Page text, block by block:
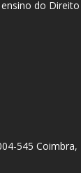
do Direito
545 Coimbra,